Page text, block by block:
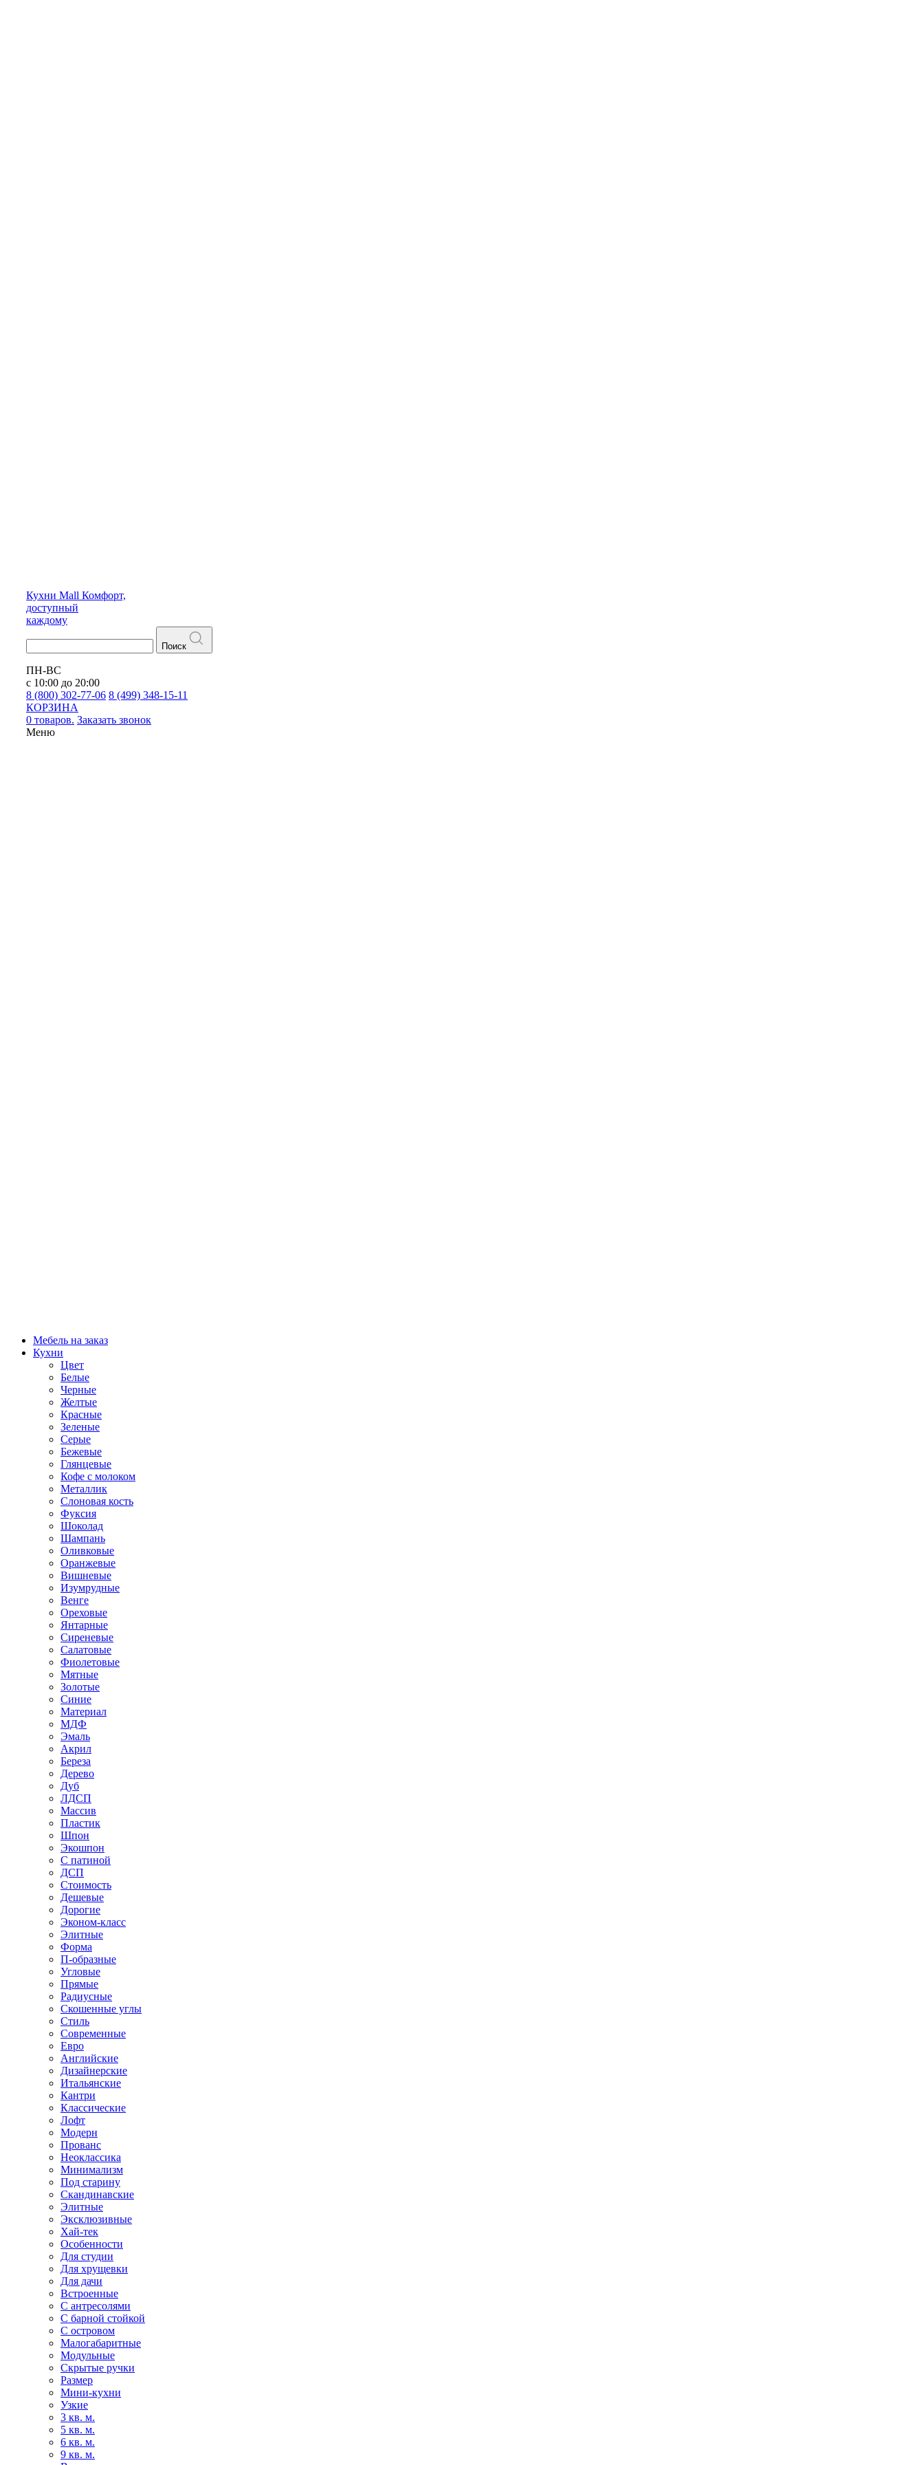
Кухни Mall Комфорт,
доступный
каждому
Поиск
ПН-ВС
с 10:00 до 20:00
8 (800) 302-77-06 8 (499) 348-15-11
КОРЗИНА
0 товаров. Заказать звонок
Меню
Мебель на заказ
Кухни
Цвет
Белые
Черные
Желтые
Красные
Зеленые
Серые
Бежевые
Глянцевые
Кофе с молоком
Металлик
Слоновая кость
Фуксия
Шоколад
Шампань
Оливковые
Оранжевые
Вишневые
Изумрудные
Венге
Ореховые
Янтарные
Сиреневые
Салатовые
Фиолетовые
Мятные
Золотые
Синие
Материал
МДФ
Эмаль
Акрил
Береза
Дерево
Дуб
ЛДСП
Массив
Пластик
Шпон
Экошпон
С патиной
ДСП
Стоимость
Дешевые
Дорогие
Эконом-класс
Элитные
Форма
П-образные
Угловые
Прямые
Радиусные
Скошенные углы
Стиль
Современные
Евро
Английские
Дизайнерские
Итальянские
Кантри
Классические
Лофт
Модерн
Прованс
Неоклассика
Минимализм
Под старину
Скандинавские
Элитные
Эксклюзивные
Хай-тек
Особенности
Для студии
Для хрущевки
Для дачи
Встроенные
С антресолями
С барной стойкой
С островом
Малогабаритные
Модульные
Скрытые ручки
Размер
Мини-кухни
Узкие
3 кв. м.
5 кв. м.
6 кв. м.
9 кв. м.